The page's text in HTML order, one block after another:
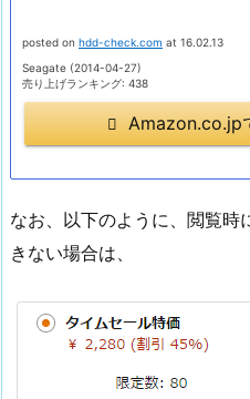
posted on hdd-check.com at 16.02.13
Seagate (2014-04-27)
売り上げランキング: 438
Amazon.co.jp
なお、以下のように、閲覧時
きない場合は、